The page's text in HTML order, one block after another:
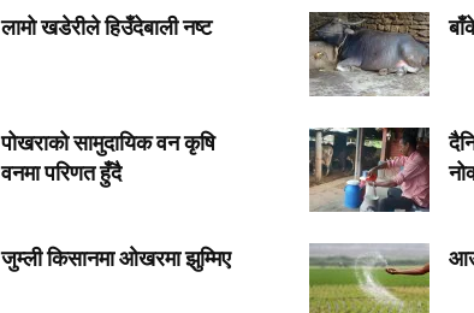
लामो खडेरीले हिउँदेबाली नष्ट
पोखराको सामुदायिक वन कृषि
वनमा परिणत हुँदै
जुम्ली किसानमा ओखरमा झुम्मिए